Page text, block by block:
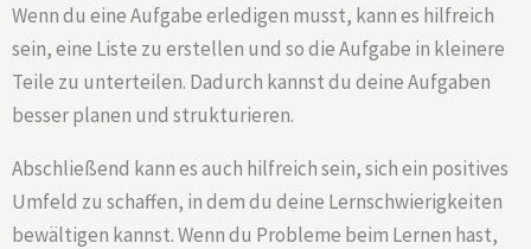
Wenn du eine Aufgabe erledigen musst, kann es hilfreich
sein, eine Liste zu erstellen und so die Aufgabe in kleinere
Teile zu unterteilen. Dadurch kannst du deine Aufgaben
besser planen und strukturieren.
Abschließend kann es auch hilfreich sein, sich ein positives
Umfeld zu schaffen, in dem du deine Lernschwierigkeiten
bewältigen kannst. Wenn du Probleme beim Lernen hast,